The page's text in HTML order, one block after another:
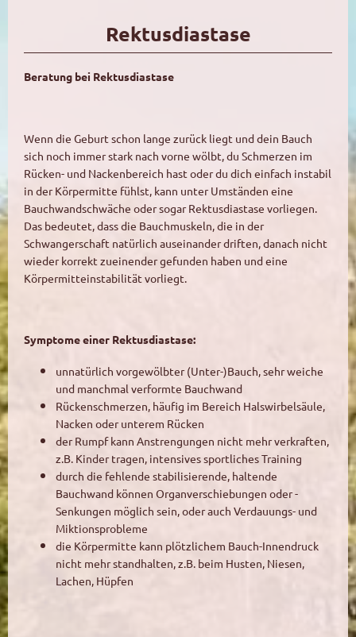
Rektusdiastase
Beratung bei Rektusdiastase
Wenn die Geburt schon lange zurück liegt und dein Bauch
sich noch immer stark nach vorne wölbt, du Schmerzen im
Rücken- und Nackenbereich hast oder du dich einfach instabil
in der Körpermitte fühlst, kann unter Umständen eine
Bauchwandschwäche oder sogar Rektusdiastase vorliegen.
Das bedeutet, dass die Bauchmuskeln, die in der
Schwangerschaft natürlich auseinander driften, danach nicht
wieder korrekt zueinender gefunden haben und eine
Körpermitteinstabilität vorliegt.
Symptome einer Rektusdiastase:
unnatürlich vorgewölbter (Unter-)Bauch, sehr weiche
und manchmal verformte Bauchwand
Rückenschmerzen, häufig im Bereich Halswirbelsäule,
Nacken oder unterem Rücken
der Rumpf kann Anstrengungen nicht mehr verkraften,
z.B. Kinder tragen, intensives sportliches Training
durch die fehlende stabilisierende, haltende
Bauchwand können Organverschiebungen oder -
Senkungen möglich sein, oder auch Verdauungs- und
Miktionsprobleme
die Körpermitte kann plötzlichem Bauch-Innendruck
nicht mehr standhalten, z.B. beim Husten, Niesen,
Lachen, Hüpfen